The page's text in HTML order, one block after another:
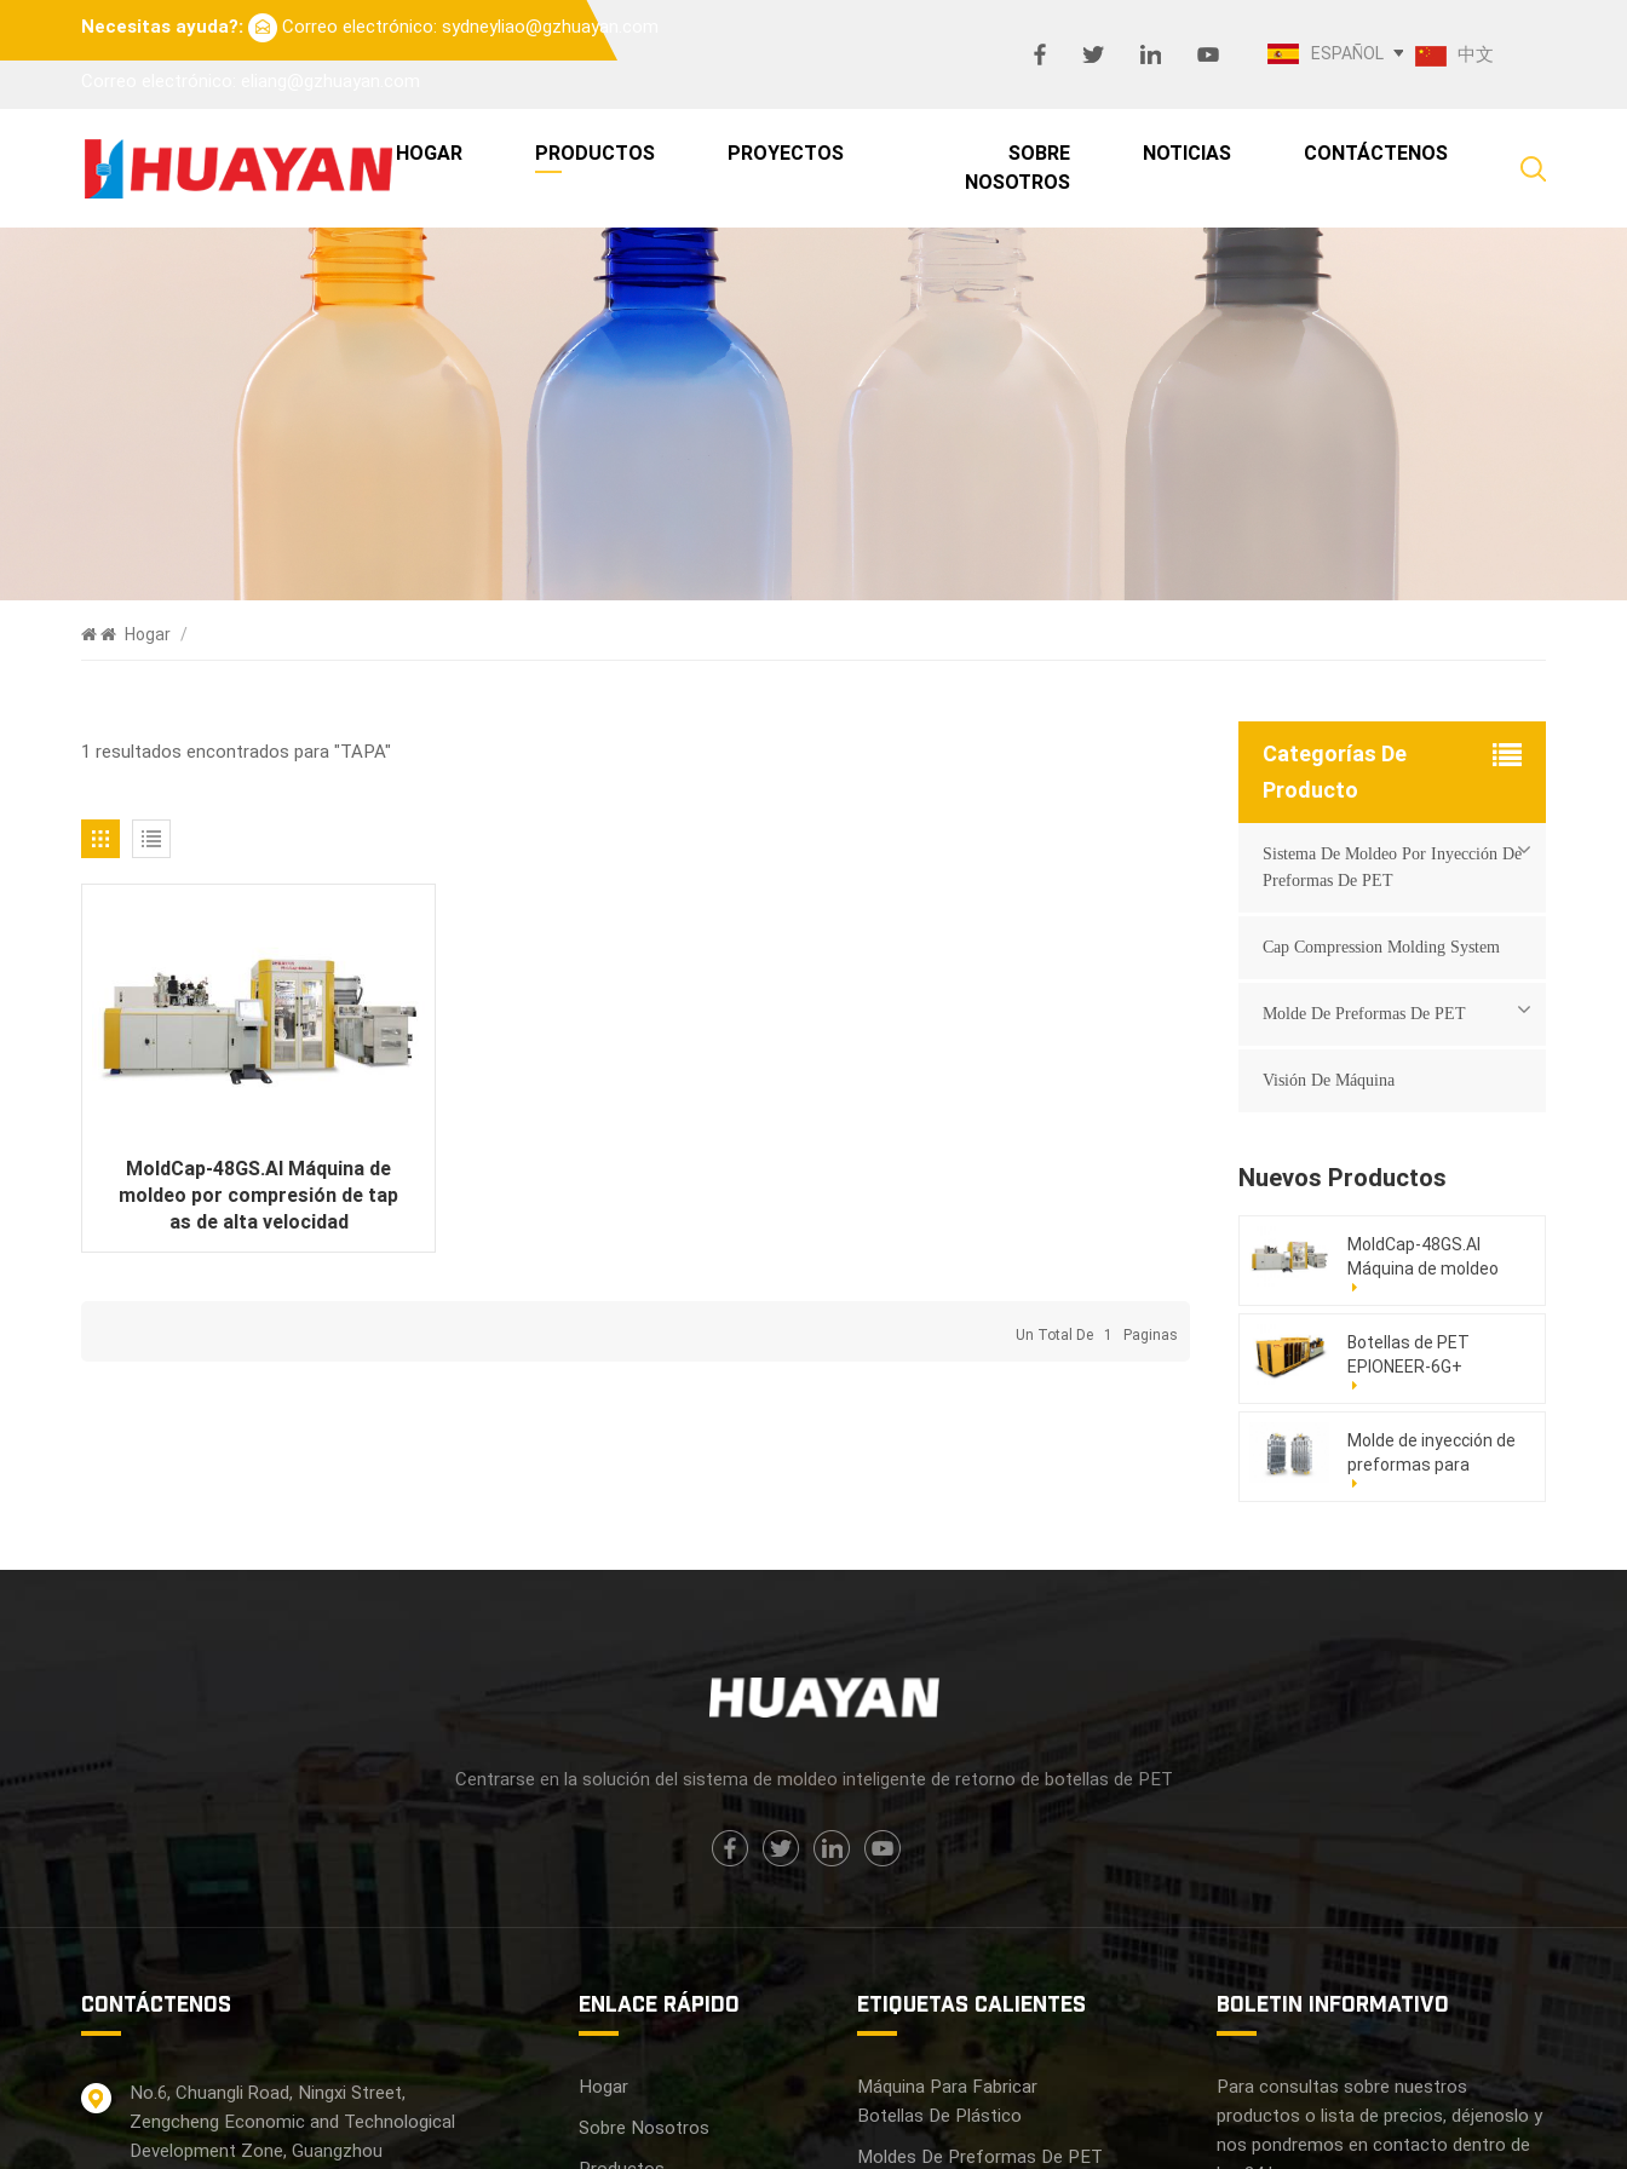
Necesitas ayuda?: Correo electrónico: sydneyliao@gzhuayan.com
ESPAÑOL 中文
HOGAR PRODUCTOS PROYECTOS
SOBRE
NOSOTROS
NOTICIAS CONTÁCTENOS
Hogar /
1 resultados encontrados para "TAPA"
MoldCap-48GS.AI Máquina de
moldeo por compresión de tap
as de alta velocidad
Un Total De 1 Paginas
Categorías De
Producto
Sistema De Moldeo Por Inyección De
Preformas De PET
Cap Compression Molding System
Molde De Preformas De PET
Visión De Máquina
Nuevos Productos
MoldCap-48GS.AI
Máquina de moldeo
por compresión de
velocidad
Botellas de PET
EPIONEER-6G+
Molde de inyección de
preformas para
mascotas 176cav
Centrarse en la solución del sistema de moldeo inteligente de retorno de botellas de PET
CONTÁCTENOS
No.6, Chuangli Road, Ningxi Street,
Zengcheng Economic and Technological
Development Zone, Guangzhou
ENLACE RÁPIDO
Hogar
Sobre Nosotros
ETIQUETAS CALIENTES
Máquina Para Fabricar
Botellas De Plástico
Moldes De Preformas De PET
BOLETIN INFORMATIVO
Para consultas sobre nuestros
productos o lista de precios, déjenoslo y
nos pondremos en contacto dentro de